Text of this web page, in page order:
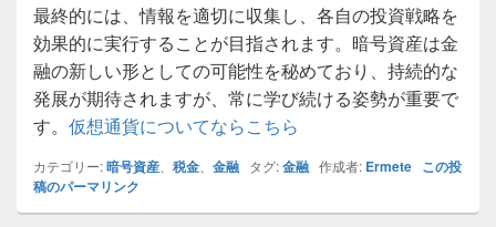
最終的には、情報を適切に収集し、各自の投資戦略を
効果的に実行することが目指されます。暗号資産は金
融の新しい形としての可能性を秘めており、持続的な
発展が期待されますが、常に学び続ける姿勢が重要で
す。 仮想通貨についてならこちら
カテゴリー:暗号資産 税金 金融 タグ:金融 作成者: Ermete この投
稿のパーマリンク